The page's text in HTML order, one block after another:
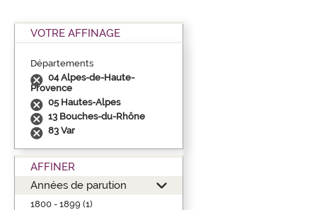
VOTRE AFFINAGE
Départements
04 Alpes-de-Haute-
Provence
05 Hautes-Alpes
13 Bouches-du-Rhône
83 Var
AFFINER
Années de parution
1800 - 1899 (1)